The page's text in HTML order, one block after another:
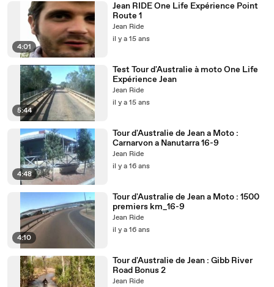
4:01
Jean RIDE One Life Expérience Point
Route 1
Jean Ride
il y a 15 ans
5:44
Test Tour d'Australie à moto One Life
Expérience Jean
Jean Ride
il y a 15 ans
4:48
Tour d'Australie de Jean a Moto :
Carnarvon a Nanutarra 16-9
Jean Ride
il y a 16 ans
4:10
Tour d'Australie de Jean a Moto : 1500
premiers km_16-9
Jean Ride
il y a 16 ans
Tour d'Australie de Jean : Gibb River
Road Bonus 2
Jean Ride